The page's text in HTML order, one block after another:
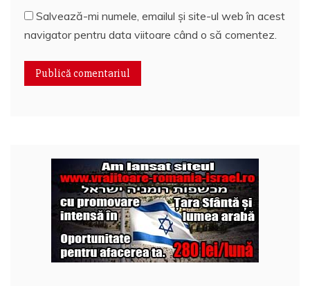
Salvează-mi numele, emailul și site-ul web în acest
navigator pentru data viitoare când o să comentez.